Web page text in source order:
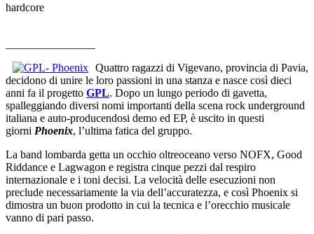
hardcore
Quattro ragazzi di Vigevano, provincia di Pavia,
decidono di unire le loro passioni in una stanza e nasce così dieci
anni fa il progetto GPL. Dopo un lungo periodo di gavetta,
spalleggiando diversi nomi importanti della scena rock underground
italiana e auto-producendosi demo ed EP, è uscito in questi
giorni Phoenix, l’ultima fatica del gruppo.
La band lombarda getta un occhio oltreoceano verso NOFX, Good
Riddance e Lagwagon e registra cinque pezzi dal respiro
internazionale e i toni decisi. La velocità delle esecuzioni non
preclude necessariamente la via dell’accuratezza, e così Phoenix si
dimostra un buon prodotto in cui la tecnica e l’orecchio musicale
vanno di pari passo.